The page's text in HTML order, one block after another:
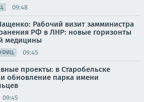
09:48
Рабочий визит замминистра
РФ в ЛНР: новые горизонты
медицины
09:45
проекты: в Старобельске
обновление парка имени
09:45